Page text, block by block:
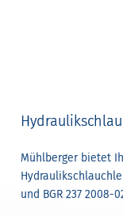
Mühlberger bietet
und BGR 237 2008-